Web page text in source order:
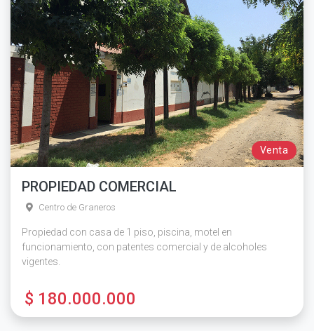
Venta
PROPIEDAD COMERCIAL
Centro de Graneros
Propiedad con casa de 1 piso, piscina, motel en
funcionamiento, con patentes comercial y de alcoholes
vigentes.
$ 180.000.000